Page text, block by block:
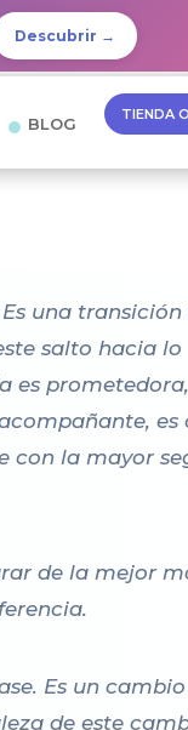
Descubrir →
BLOG TIENDA
una
salto hacia lo
es
es
con la mayor
de la mejor
Es un
de este